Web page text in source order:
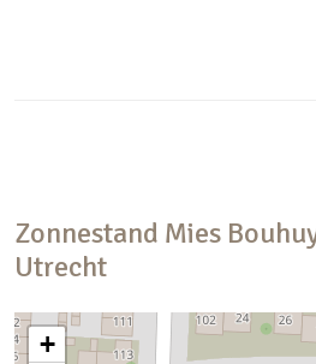
Zonnestand Mies
Utrecht
+